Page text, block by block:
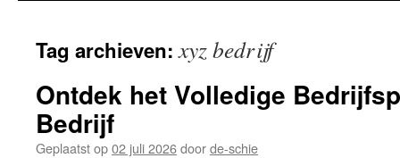
inhoud
Tag archieven:xyz bedrijf
Ontdek het Volledige
Bedrijf
Geplaatst op02 juli 2026doorde-schie